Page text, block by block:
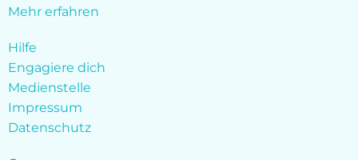
Mehr erfahren
Hilfe
Engagiere dich
Medienstelle
Impressum
Datenschutz